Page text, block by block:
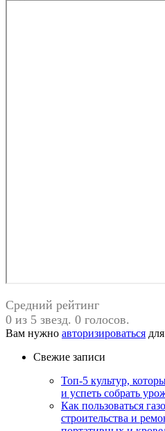
Средний рейтинг
0 из 5 звезд. 0 голосов.
Вам нужно авторизироваться
Свежие записи
Топ-5 культур,
и успеть собрать
Как пользоваться
строительства и